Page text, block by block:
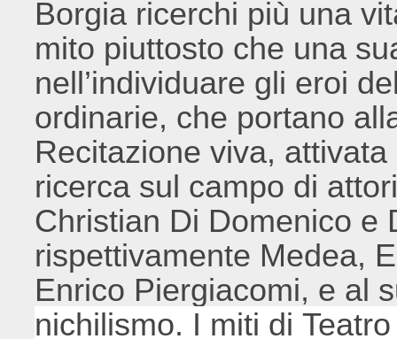
Borgia ricerchi più una
mito piuttosto che una
nell’individuare gli eroi
ordinarie, che portano
Recitazione viva,
ricerca sul campo di
Christian Di Domenico e
rispettivamente Medea,
Enrico Piergiacomi, e al
nichilismo. I miti di